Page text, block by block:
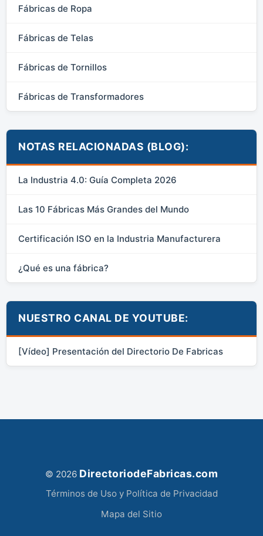
Fábricas de Ropa
Fábricas de Telas
Fábricas de Tornillos
Fábricas de Transformadores
NOTAS RELACIONADAS (BLOG):
La Industria 4.0: Guía Completa 2026
Las 10 Fábricas Más Grandes del Mundo
Certificación ISO en la Industria Manufacturera
¿Qué es una fábrica?
NUESTRO CANAL DE YOUTUBE:
[Vídeo] Presentación del Directorio De Fabricas
© 2026 DirectoriodeFabricas.com
Términos de Uso y Política de Privacidad
Mapa del Sitio